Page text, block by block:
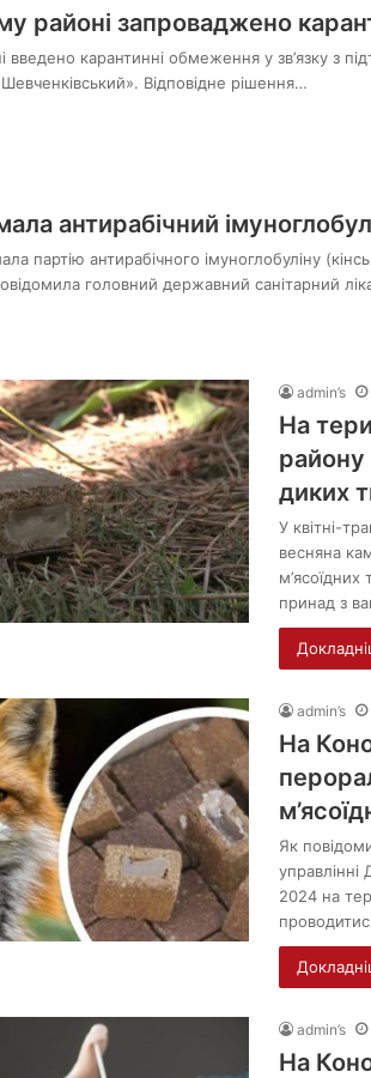
районі запроваджено
введено карантинні обмеження у зв’язку з
Відповідне рішення…
антирабічний
партію антирабічного імуноглобуліну
головний державний санітарний
admin’s
На
району
диких
У квітні-
весняна
принад з
admin’s
На
Як
2024 на
admin’s
На